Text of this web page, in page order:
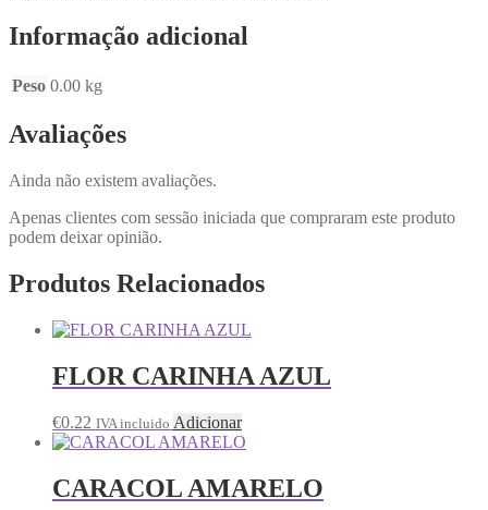
Informação adicional
Peso 0.00 kg
Avaliações
Ainda não existem avaliações.
Apenas clientes com sessão iniciada que compraram este produto
podem deixar opinião.
Produtos Relacionados
FLOR CARINHA AZUL
€0.22 IVA incluido Adicionar
CARACOL AMARELO